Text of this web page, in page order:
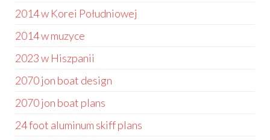
2014 w Korei Południowej
2014 w muzyce
2023 w Hiszpanii
2070 jon boat design
2070 jon boat plans
24 foot aluminum skiff plans